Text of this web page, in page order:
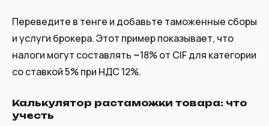
Переведите в тенге и добавьте таможенные сборы
и услуги брокера. Этот пример показывает, что
налоги могут составлять ~18% от CIF для категории
со ставкой 5% при НДС 12%.
Калькулятор растаможки товара: что
учесть